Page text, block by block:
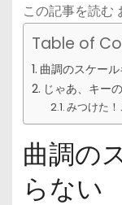
この記事を読む
Table of
曲調のスケー
じゃあ、キー
みつけた
曲調の
らない